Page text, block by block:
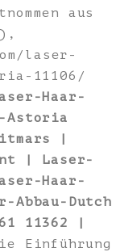
aus
laser-
11106/
Haar-
Astoria
|
| Laser-
Haar-
Dutch
11362 |
Einführung